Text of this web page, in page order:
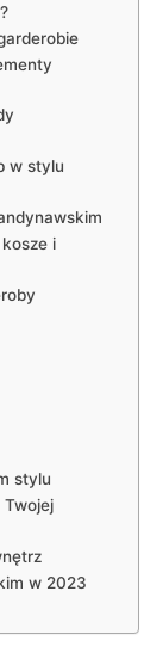
w stylu
i
stylu
w 2023